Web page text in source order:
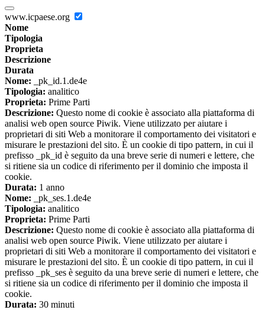
www.icpaese.org
Nome
Tipologia
Proprieta
Descrizione
Durata
Nome: _pk_id.1.de4e
Tipologia: analitico
Proprieta: Prime Parti
Descrizione: Questo nome di cookie è associato alla piattaforma di
analisi web open source Piwik. Viene utilizzato per aiutare i
proprietari di siti Web a monitorare il comportamento dei visitatori e
misurare le prestazioni del sito. È un cookie di tipo pattern, in cui il
prefisso _pk_id è seguito da una breve serie di numeri e lettere, che
si ritiene sia un codice di riferimento per il dominio che imposta il
cookie.
Durata: 1 anno
Nome: _pk_ses.1.de4e
Tipologia: analitico
Proprieta: Prime Parti
Descrizione: Questo nome di cookie è associato alla piattaforma di
analisi web open source Piwik. Viene utilizzato per aiutare i
proprietari di siti Web a monitorare il comportamento dei visitatori e
misurare le prestazioni del sito. È un cookie di tipo pattern, in cui il
prefisso _pk_ses è seguito da una breve serie di numeri e lettere, che
si ritiene sia un codice di riferimento per il dominio che imposta il
cookie.
Durata: 30 minuti